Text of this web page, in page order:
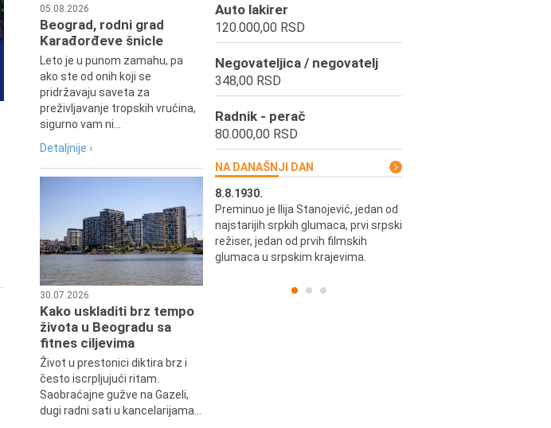
05.08.2026
Beograd, rodni grad
Karađorđeve šnicle
Leto je u punom zamahu, pa
ako ste od onih koji se
pridržavaju saveta za
preživljavanje tropskih vrućina,
sigurno vam ni...
Detaljnije ›
30.07.2026
Kako uskladiti brz tempo
života u Beogradu sa
fitnes ciljevima
Život u prestonici diktira brz i
često iscrpljujući ritam.
Saobraćajne gužve na Gazeli,
dugi radni sati u kancelarijama...
Auto lakirer
120.000,00 RSD
Negovateljica / negovatelj
348,00 RSD
Radnik - perač
80.000,00 RSD
NA DANAŠNJI DAN
Preminuo je Dejan Kosanović,
istoričar filma, filmski reditelj,
profesor i dekan Fakulteta dramskih
umetnosti u Beogradu.
8.8.1930.
Preminuo je Ilija Stanojević, jedan od
najstarijih srpkih glumaca, prvi srpski
režiser, jedan od prvih filmskih
glumaca u srpskim krajevima.